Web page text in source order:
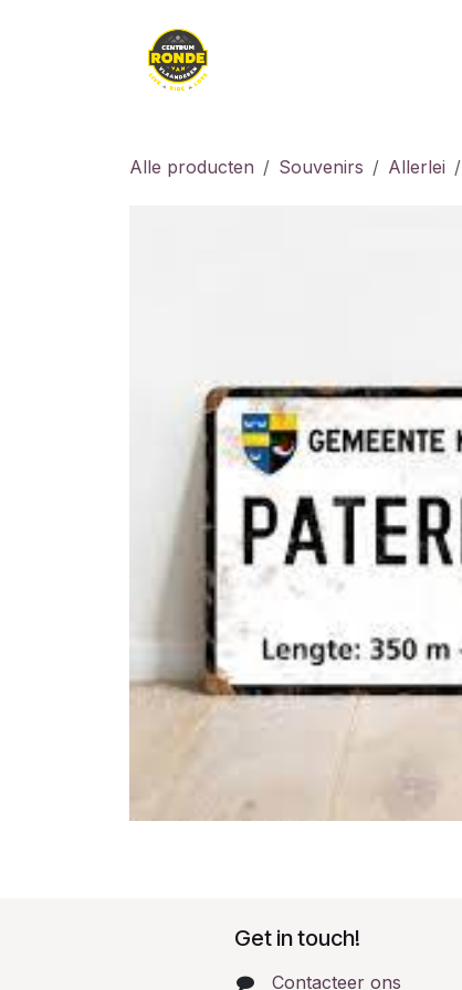
Alle producten Souvenirs Allerlei
Get in touch!
Contacteer ons